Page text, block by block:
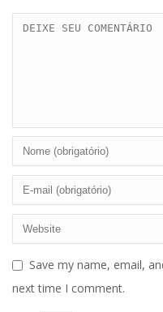
Save my name, email,
next time I comment.